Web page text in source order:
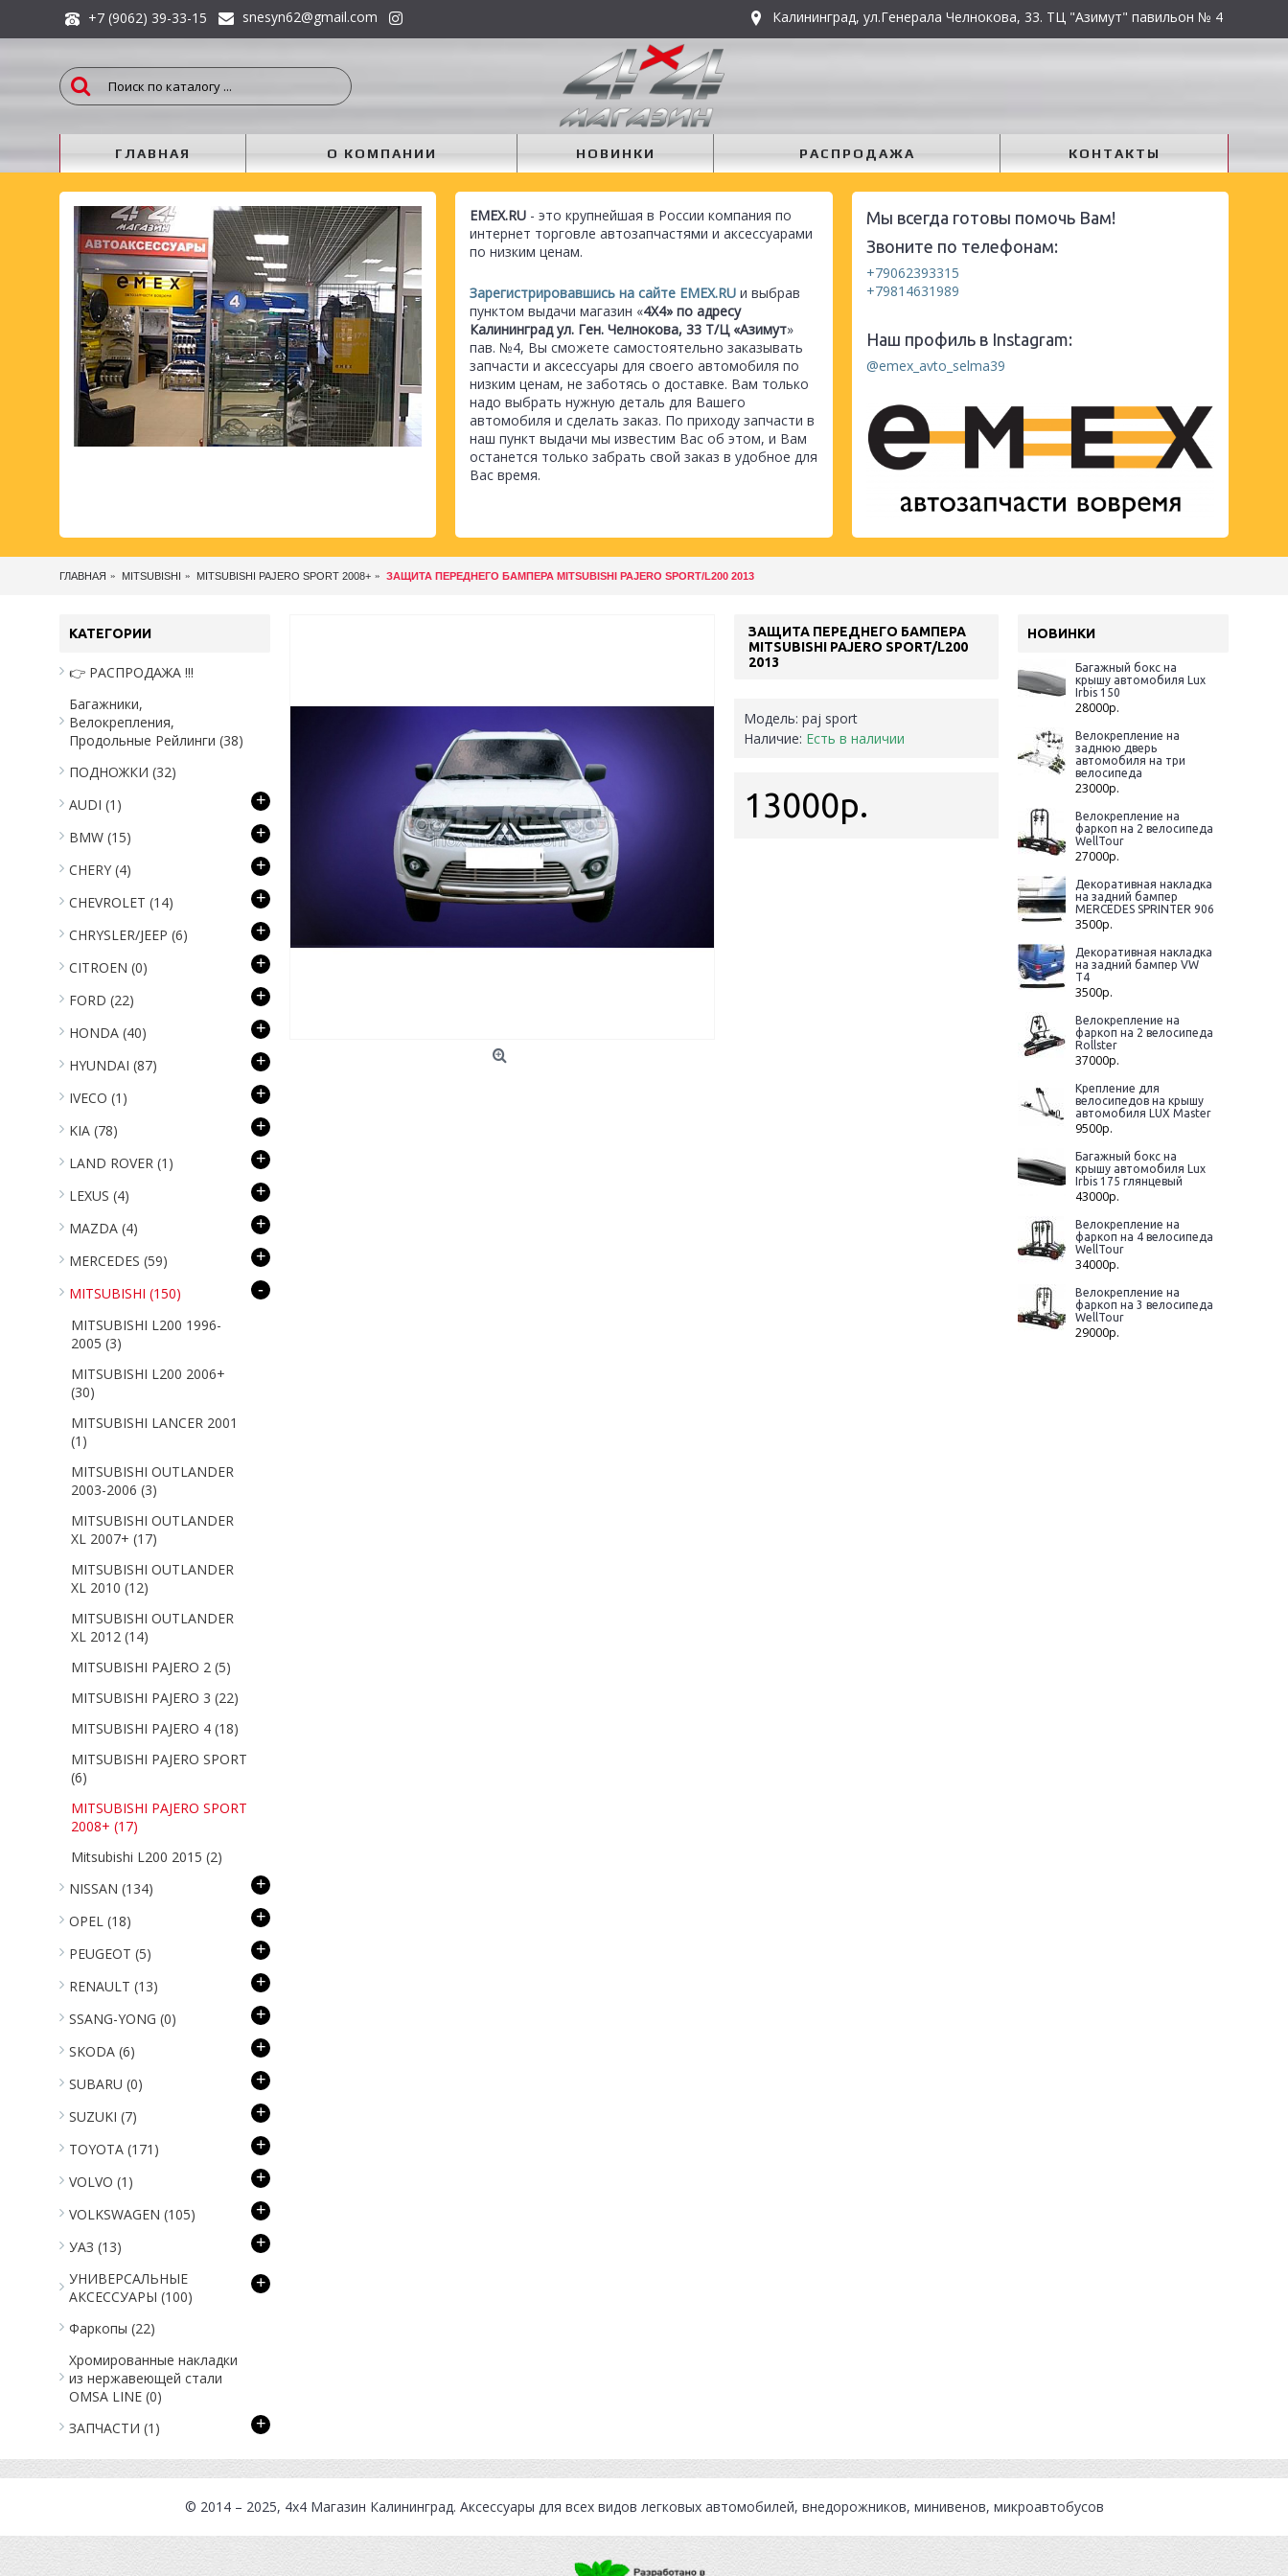
+7 (9062) 39-33-15 snesyn62@gmail.com Калининград, ул.Генерала Челнокова, 33. ТЦ "Азимут" павильон № 4
ГЛАВНАЯ О КОМПАНИИ НОВИНКИ РАСПРОДАЖА КОНТАКТЫ
EMEX.RU - это крупнейшая в России компания по
интернет торговле автозапчастями и аксессуарами
по низким ценам.
Зарегистрировавшись на сайте EMEX.RU и выбрав
пунктом выдачи магазин «4Х4» по адресу
Калининград ул. Ген. Челнокова, 33 Т/Ц «Азимут»
пав. №4, Вы сможете самостоятельно заказывать
запчасти и аксессуары для своего автомобиля по
низким ценам, не заботясь о доставке. Вам только
надо выбрать нужную деталь для Вашего
автомобиля и сделать заказ. По приходу запчасти в
наш пункт выдачи мы известим Вас об этом, и Вам
останется только забрать свой заказ в удобное для
Вас время.
Мы всегда готовы помочь Вам!
Звоните по телефонам:
+79062393315
+79814631989
Наш профиль в Instagram:
@emex_avto_selma39
ГЛАВНАЯ MITSUBISHI MITSUBISHI PAJERO SPORT 2008+ ЗАЩИТА ПЕРЕДНЕГО БАМПЕРА MITSUBISHI PAJERO SPORT/L200 2013
КАТЕГОРИИ
👉 РАСПРОДАЖА !!!
Багажники,
Велокрепления,
Продольные Рейлинги (38)
ПОДНОЖКИ (32)
AUDI (1) +
BMW (15) +
CHERY (4) +
CHEVROLET (14) +
CHRYSLER/JEEP (6) +
CITROEN (0) +
FORD (22) +
HONDA (40) +
HYUNDAI (87) +
IVECO (1) +
KIA (78) +
LAND ROVER (1) +
LEXUS (4) +
MAZDA (4) +
MERCEDES (59) +
MITSUBISHI (150) -
MITSUBISHI L200 1996-
2005 (3)
MITSUBISHI L200 2006+
(30)
MITSUBISHI LANCER 2001
(1)
MITSUBISHI OUTLANDER
2003-2006 (3)
MITSUBISHI OUTLANDER
XL 2007+ (17)
MITSUBISHI OUTLANDER
XL 2010 (12)
MITSUBISHI OUTLANDER
XL 2012 (14)
MITSUBISHI PAJERO 2 (5)
MITSUBISHI PAJERO 3 (22)
MITSUBISHI PAJERO 4 (18)
MITSUBISHI PAJERO SPORT
(6)
MITSUBISHI PAJERO SPORT
2008+ (17)
Mitsubishi L200 2015 (2)
NISSAN (134) +
OPEL (18) +
PEUGEOT (5) +
RENAULT (13) +
SSANG-YONG (0) +
SKODA (6) +
SUBARU (0) +
SUZUKI (7) +
TOYOTA (171) +
VOLVO (1) +
VOLKSWAGEN (105) +
УАЗ (13) +
УНИВЕРСАЛЬНЫЕ
АКСЕССУАРЫ (100)
+
Фаркопы (22)
Хромированные накладки
из нержавеющей стали
OMSA LINE (0)
ЗАПЧАСТИ (1) +
НОВИНКИ
Багажный бокс на
крышу автомобиля Lux
Irbis 150
28000р.
Велокрепление на
заднюю дверь
автомобиля на три
велосипеда
23000р.
Велокрепление на
фаркоп на 2 велосипеда
WellTour
27000р.
Декоративная накладка
на задний бампер
MERCEDES SPRINTER 906
3500р.
Декоративная накладка
на задний бампер VW
T4
3500р.
Велокрепление на
фаркоп на 2 велосипеда
Rollster
37000р.
Крепление для
велосипедов на крышу
автомобиля LUX Master
9500р.
Багажный бокс на
крышу автомобиля Lux
Irbis 175 глянцевый
43000р.
Велокрепление на
фаркоп на 4 велосипеда
WellTour
34000р.
Велокрепление на
фаркоп на 3 велосипеда
WellTour
29000р.
ЗАЩИТА ПЕРЕДНЕГО БАМПЕРА
MITSUBISHI PAJERO SPORT/L200
2013
Модель: paj sport
Наличие: Есть в наличии
13000р.
© 2014 – 2025, 4x4 Магазин Калининград. Аксессуары для всех видов легковых автомобилей, внедорожников, минивенов, микроавтобусов